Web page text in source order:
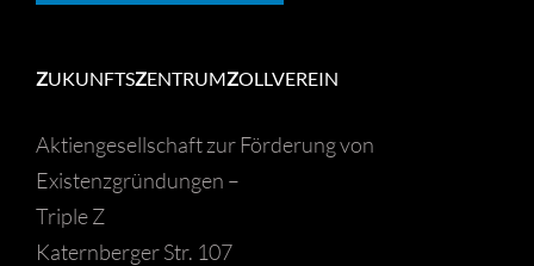
ZUKUNFTSZENTRUMZOLLVEREIN
Aktiengesellschaft zur Förderung von
Existenzgründungen –
Triple Z
Katernberger Str. 107